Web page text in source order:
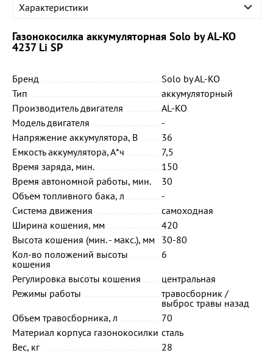
Характеристики
Газонокосилка аккумуляторная Solo by AL-KO
4237 Li SP
Бренд
Solo by AL-KO
Тип
аккумуляторный
Производитель двигателя
AL-KO
Модель двигателя
-
Напряжение аккумулятора, В
36
Емкость аккумулятора, А*ч
7,5
Время заряда, мин.
150
Время автономной работы, мин.
30
Объем топливного бака, л
-
Система движения
самоходная
Ширина кошения, мм
420
Высота кошения (мин. - макс.), мм 30-80
Кол-во положений высоты
кошения
6
Регулировка высоты кошения
центральная
Режимы работы
травосборник /
выброс травы назад
Объем травосборника, л
70
Материал корпуса газонокосилки сталь
Вес, кг
28